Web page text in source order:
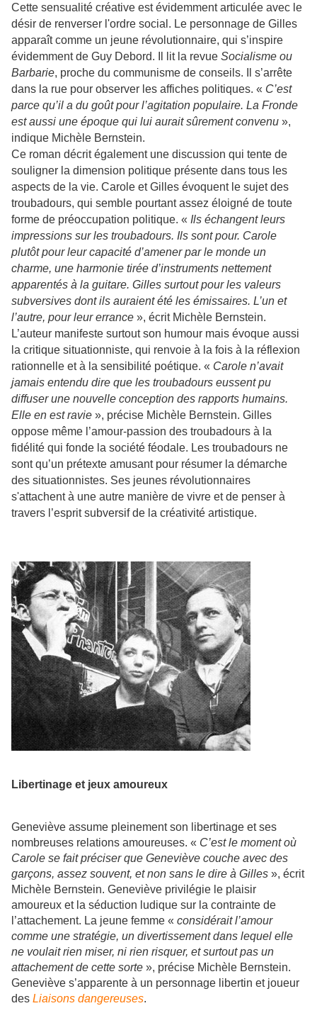
Cette sensualité créative est évidemment articulée avec le
désir de renverser l'ordre social. Le personnage de Gilles
apparaît comme un jeune révolutionnaire, qui s’inspire
évidemment de Guy Debord. Il lit la revue Socialisme ou
Barbarie, proche du communisme de conseils. Il s’arrête
dans la rue pour observer les affiches politiques. « C’est
parce qu’il a du goût pour l’agitation populaire. La Fronde
est aussi une époque qui lui aurait sûrement convenu »,
indique Michèle Bernstein.
Ce roman décrit également une discussion qui tente de
souligner la dimension politique présente dans tous les
aspects de la vie. Carole et Gilles évoquent le sujet des
troubadours, qui semble pourtant assez éloigné de toute
forme de préoccupation politique. « Ils échangent leurs
impressions sur les troubadours. Ils sont pour. Carole
plutôt pour leur capacité d’amener par le monde un
charme, une harmonie tirée d’instruments nettement
apparentés à la guitare. Gilles surtout pour les valeurs
subversives dont ils auraient été les émissaires. L’un et
l’autre, pour leur errance », écrit Michèle Bernstein.
L’auteur manifeste surtout son humour mais évoque aussi
la critique situationniste, qui renvoie à la fois à la réflexion
rationnelle et à la sensibilité poétique. « Carole n’avait
jamais entendu dire que les troubadours eussent pu
diffuser une nouvelle conception des rapports humains.
Elle en est ravie », précise Michèle Bernstein. Gilles
oppose même l’amour-passion des troubadours à la
fidélité qui fonde la société féodale. Les troubadours ne
sont qu’un prétexte amusant pour résumer la démarche
des situationnistes. Ses jeunes révolutionnaires
s'attachent à une autre manière de vivre et de penser à
travers l’esprit subversif de la créativité artistique.
Libertinage et jeux amoureux
Geneviève assume pleinement son libertinage et ses
nombreuses relations amoureuses. « C’est le moment où
Carole se fait préciser que Geneviève couche avec des
garçons, assez souvent, et non sans le dire à Gilles », écrit
Michèle Bernstein. Geneviève privilégie le plaisir
amoureux et la séduction ludique sur la contrainte de
l’attachement. La jeune femme « considérait l’amour
comme une stratégie, un divertissement dans lequel elle
ne voulait rien miser, ni rien risquer, et surtout pas un
attachement de cette sorte », précise Michèle Bernstein.
Geneviève s’apparente à un personnage libertin et joueur
des Liaisons dangereuses.